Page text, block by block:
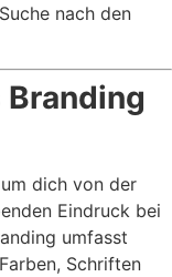
nach den
dich von der
Eindruck bei
umfasst
Schriften